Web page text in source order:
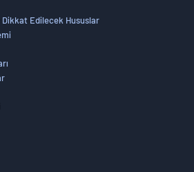
Edilecek Hususlar